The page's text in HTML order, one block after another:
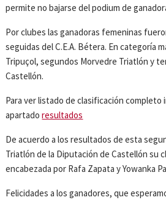
permite no bajarse del podium de
Por clubes las ganadoras femeninas
seguidas del C.E.A. Bétera. En categoría
Tripuçol, segundos Morvedre Triatlón y
Castellón.
Para ver listado de clasificación completo
apartadoresultados
De acuerdo a los resultados de esta
Triatlón de la Diputación de Castellón su
encabezada por Rafa Zapata y Yowanka
Felicidades a los ganadores, que